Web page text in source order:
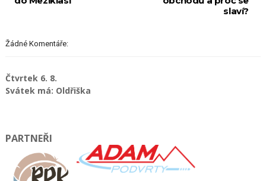
slaví?
Žádné Komentáře:
Čtvrtek 6. 8.
Svátek má: Oldřiška
PARTNEŘI